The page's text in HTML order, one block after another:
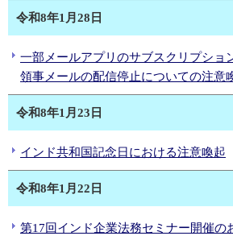
令和8年1月28日
一部メールアプリのサブスクリプショ
領事メールの配信停止についての注意
令和8年1月23日
インド共和国記念日における注意喚起
令和8年1月22日
第17回インド企業法務セミナー開催の